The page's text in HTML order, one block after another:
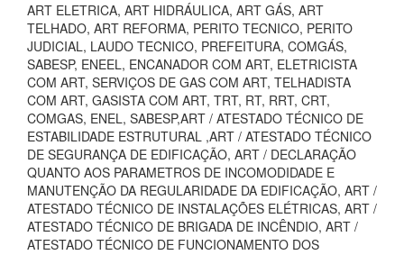
ART ELETRICA, ART HIDRÁULICA, ART GÁS, ART
TELHADO, ART REFORMA, PERITO TECNICO, PERITO
JUDICIAL, LAUDO TECNICO, PREFEITURA, COMGÁS,
SABESP, ENEEL, ENCANADOR COM ART, ELETRICISTA
COM ART, SERVIÇOS DE GAS COM ART, TELHADISTA
COM ART, GASISTA COM ART, TRT, RT, RRT, CRT,
COMGAS, ENEL, SABESP,ART / ATESTADO TÉCNICO DE
ESTABILIDADE ESTRUTURAL ,ART / ATESTADO TÉCNICO
DE SEGURANÇA DE EDIFICAÇÃO, ART / DECLARAÇÃO
QUANTO AOS PARAMETROS DE INCOMODIDADE E
MANUTENÇÃO DA REGULARIDADE DA EDIFICAÇÃO, ART /
ATESTADO TÉCNICO DE INSTALAÇÕES ELÉTRICAS, ART /
ATESTADO TÉCNICO DE BRIGADA DE INCÊNDIO, ART /
ATESTADO TÉCNICO DE FUNCIONAMENTO DOS